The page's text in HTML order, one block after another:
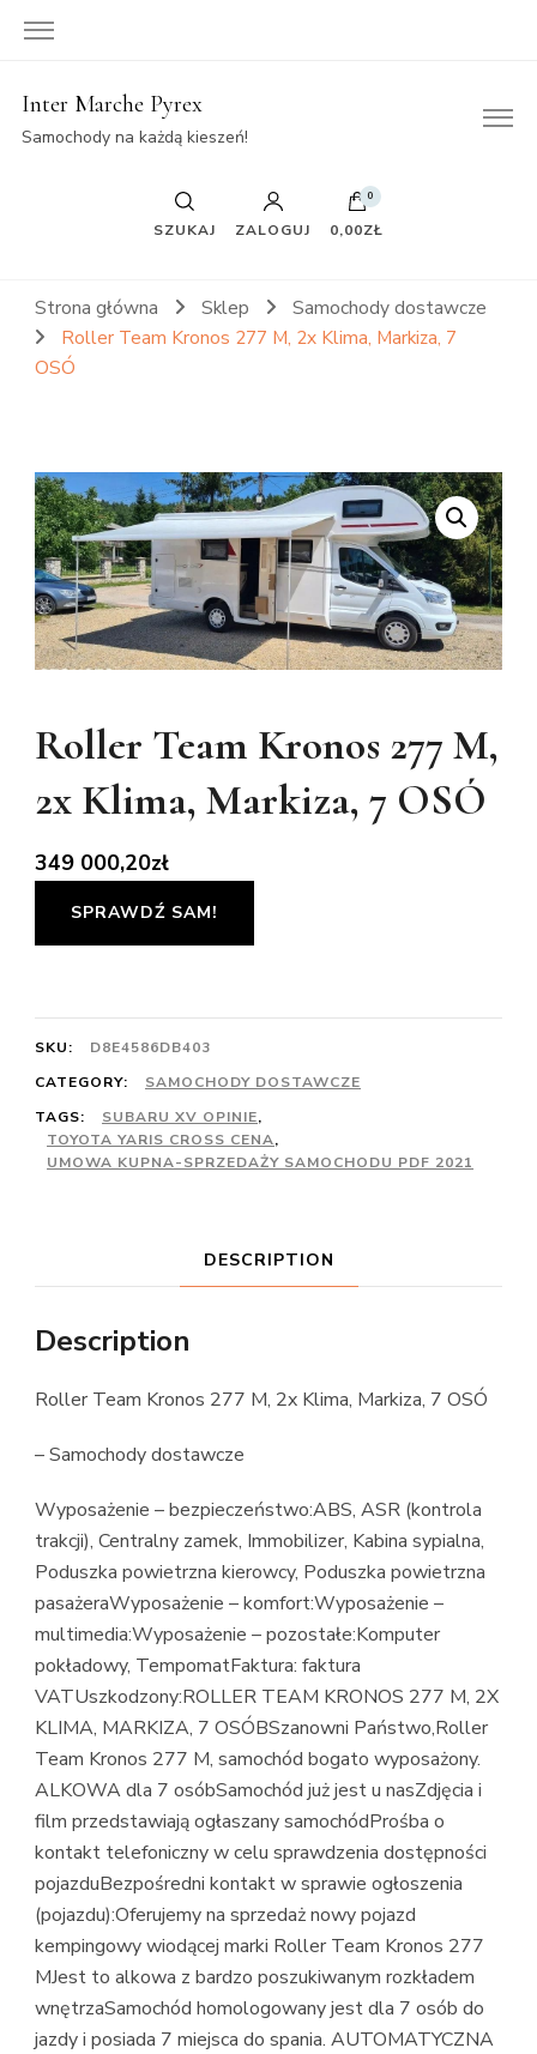
Inter Marche Pyrex
Samochody na każdą kieszeń!
SZUKAJ ZALOGUJ
0
0,00ZŁ
Strona główna Sklep
Samochody dostawcze
Roller Team Kronos 277 M, 2x Klima, Markiza, 7
OSÓ
Roller Team Kronos 277 M,
2x Klima, Markiza, 7 OSÓ
349 000,20zł
SPRAWDŹ SAM!
SKU:
D8E4586DB403
CATEGORY:
SAMOCHODY DOSTAWCZE
TAGS:
SUBARU XV OPINIE,
TOYOTA YARIS CROSS CENA,
UMOWA KUPNA-SPRZEDAŻY SAMOCHODU PDF 2021
DESCRIPTION
Description
Roller Team Kronos 277 M, 2x Klima, Markiza, 7 OSÓ
– Samochody dostawcze
Wyposażenie – bezpieczeństwo:ABS, ASR (kontrola
trakcji), Centralny zamek, Immobilizer, Kabina sypialna,
Poduszka powietrzna kierowcy, Poduszka powietrzna
pasażeraWyposażenie – komfort:Wyposażenie –
multimedia:Wyposażenie – pozostałe:Komputer
pokładowy, TempomatFaktura: faktura
VATUszkodzony:ROLLER TEAM KRONOS 277 M, 2X
KLIMA, MARKIZA, 7 OSÓBSzanowni Państwo,Roller
Team Kronos 277 M, samochód bogato wyposażony.
ALKOWA dla 7 osóbSamochód już jest u nasZdjęcia i
film przedstawiają ogłaszany samochódProśba o
kontakt telefoniczny w celu sprawdzenia dostępności
pojazduBezpośredni kontakt w sprawie ogłoszenia
(pojazdu):Oferujemy na sprzedaż nowy pojazd
kempingowy wiodącej marki Roller Team Kronos 277
MJest to alkowa z bardzo poszukiwanym rozkładem
wnętrzaSamochód homologowany jest dla 7 osób do
jazdy i posiada 7 miejsca do spania. AUTOMATYCZNA